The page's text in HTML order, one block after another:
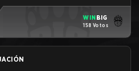
WIN BIG
158 Votos